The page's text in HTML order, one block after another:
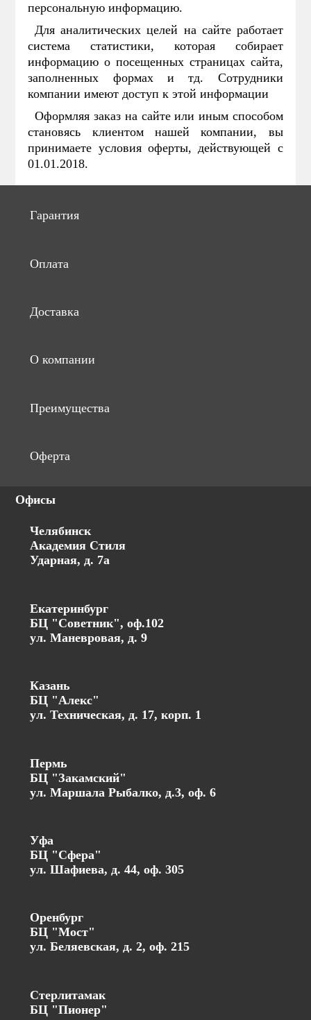
персональную информацию.
Для аналитических целей на сайте работает
система статистики, которая собирает
информацию о посещенных страницах сайта,
заполненных формах и тд. Сотрудники
компании имеют доступ к этой информации
Оформляя заказ на сайте или иным способом
становясь клиентом нашей компании, вы
принимаете условия оферты, действующей с
01.01.2018.
Гарантия
Оплата
Доставка
О компании
Преимущества
Оферта
Офисы
Челябинск
Академия Стиля
Ударная, д. 7а
Екатеринбург
БЦ "Советник", оф.102
ул. Маневровая, д. 9
Казань
БЦ "Алекс"
ул. Техническая, д. 17, корп. 1
Пермь
БЦ "Закамский"
ул. Маршала Рыбалко, д.3, оф. 6
Уфа
БЦ "Сфера"
ул. Шафиева, д. 44, оф. 305
Оренбург
БЦ "Мост"
ул. Беляевская, д. 2, оф. 215
Стерлитамак
БЦ "Пионер"